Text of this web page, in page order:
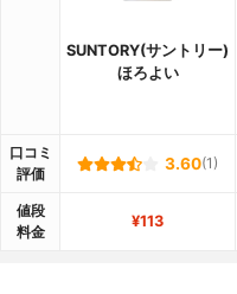
SUNTORY(サントリー)
ほろよい
口コミ
評価
3.60(1)
値段
料金
¥113